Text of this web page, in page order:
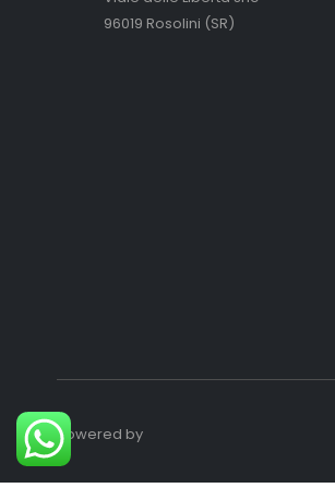
96019 Rosolini (SR)
Powered by